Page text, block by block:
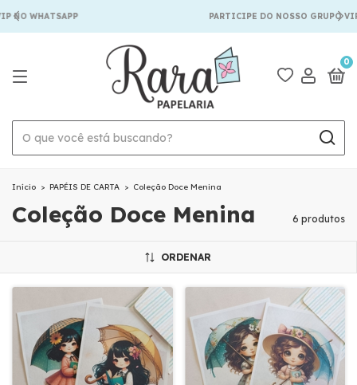
NO WHATSAPP PARTICIPE DO NOSSO GRUPO VIP
0
Início > PAPÉIS DE CARTA > Coleção Doce Menina
Coleção Doce Menina 6 produtos
ORDENAR